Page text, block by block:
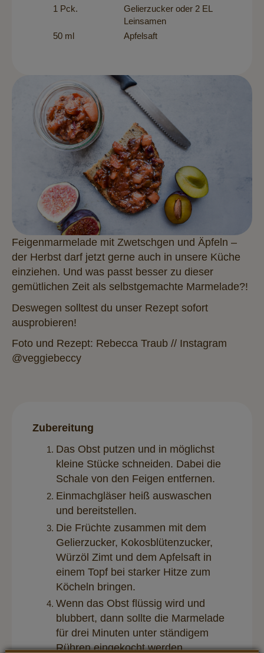
1 Pck.
Gelierzucker oder 2 EL
Leinsamen
50 ml
Apfelsaft
Feigenmarmelade mit Zwetschgen und Äpfeln –
der Herbst darf jetzt gerne auch in unsere Küche
einziehen. Und was passt besser zu dieser
gemütlichen Zeit als selbstgemachte Marmelade?!
Deswegen solltest du unser Rezept sofort
ausprobieren!
Foto und Rezept: Rebecca Traub // Instagram
@veggiebeccy
Zubereitung
Das Obst putzen und in möglichst
kleine Stücke schneiden. Dabei die
Schale von den Feigen entfernen.
Einmachgläser heiß auswaschen
und bereitstellen.
Die Früchte zusammen mit dem
Gelierzucker, Kokosblütenzucker,
Würzöl Zimt und dem Apfelsaft in
einem Topf bei starker Hitze zum
Köcheln bringen.
Wenn das Obst flüssig wird und
blubbert, dann sollte die Marmelade
für drei Minuten unter ständigem
Rühren eingekocht werden.